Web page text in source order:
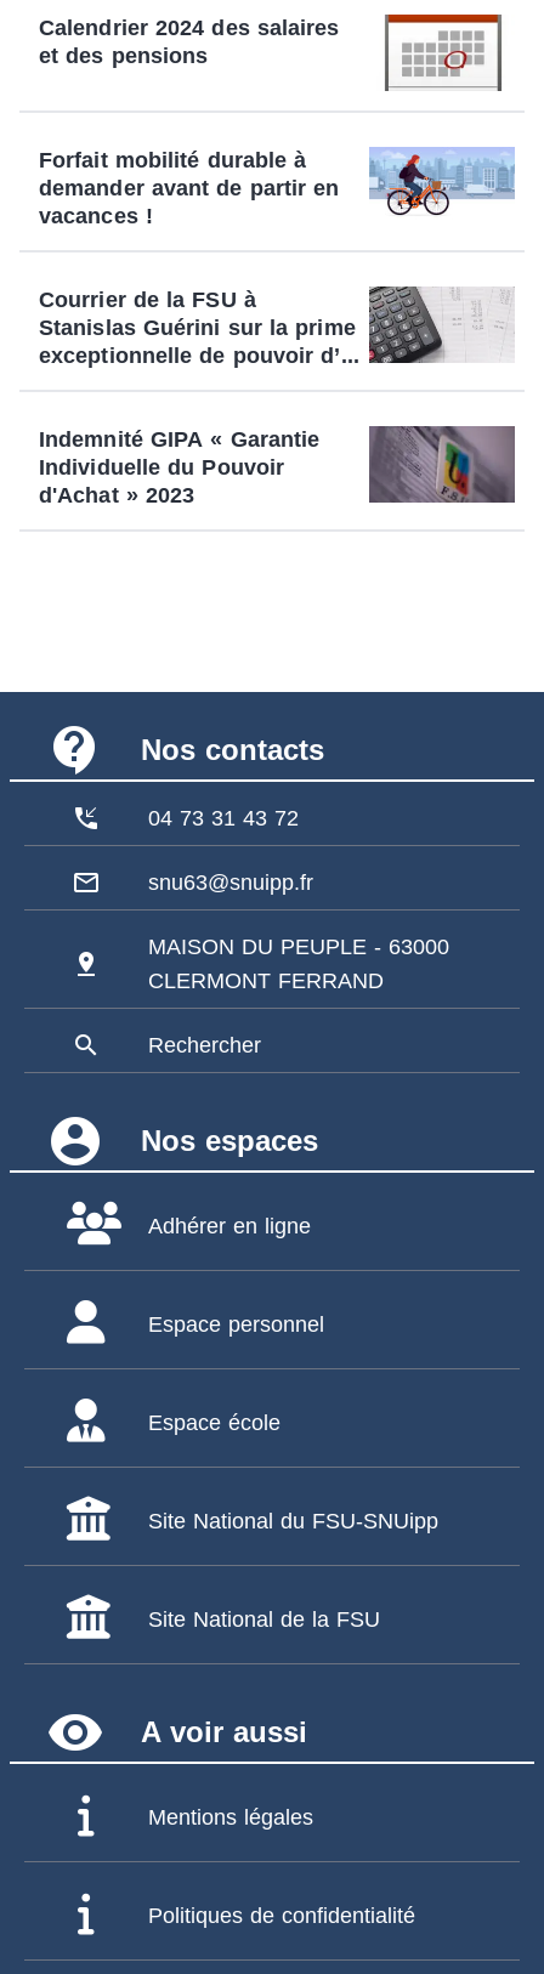
Calendrier 2024 des salaires
et des pensions
Forfait mobilité durable à
demander avant de partir en
vacances !
Courrier de la FSU à
Stanislas Guérini sur la prime
exceptionnelle de pouvoir d’...
Indemnité GIPA « Garantie
Individuelle du Pouvoir
d'Achat » 2023
contact_support Nos contacts
phone_callback 04 73 31 43 72
mail_outline snu63@snuipp.fr
pin_drop
MAISON DU PEUPLE - 63000
CLERMONT FERRAND
search Rechercher
account_circle Nos espaces
Adhérer en ligne
Espace personnel
Espace école
Site National du FSU-SNUipp
Site National de la FSU
remove_red_eye A voir aussi
Mentions légales
Politiques de confidentialité